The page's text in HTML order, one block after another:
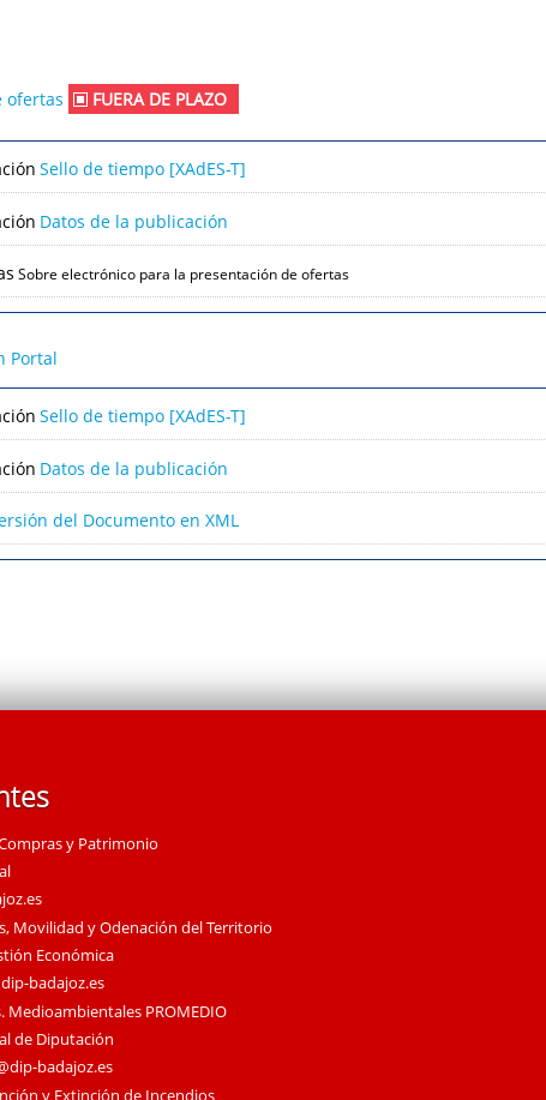
ofertas FUERA DE PLAZO
Sello de tiempo [XAdES-T]
Datos de la publicación
Sobre electrónico para la presentación de ofertas
Portal
Sello de tiempo [XAdES-T]
Datos de la publicación
del Documento en XML
y Patrimonio
Movilidad y Odenación del Territorio
Económica
badajoz.es
Medioambientales PROMEDIO
de Diputación
badajoz.es
y Extinción de Incendios